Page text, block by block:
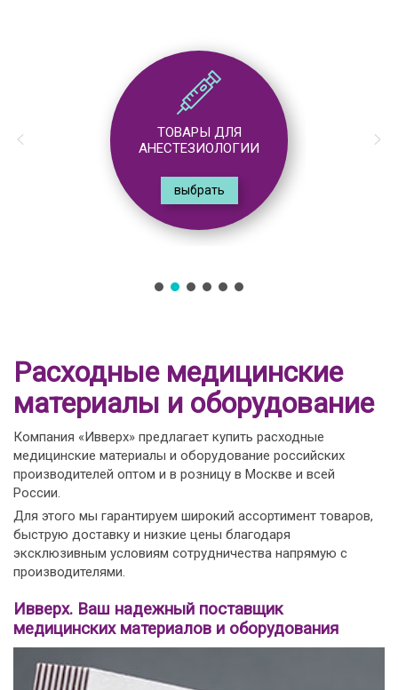
ТОВАРЫ ДЛЯ
АНЕСТЕЗИОЛОГИИ
выбрать
Расходные медицинские
материалы и оборудование
Компания «Ивверх» предлагает купить расходные
медицинские материалы и оборудование российских
производителей оптом и в розницу в Москве и всей
России.
Для этого мы гарантируем широкий ассортимент товаров,
быструю доставку и низкие цены благодаря
эксклюзивным условиям сотрудничества напрямую с
производителями.
Ивверх. Ваш надежный поставщик
медицинских материалов и оборудования